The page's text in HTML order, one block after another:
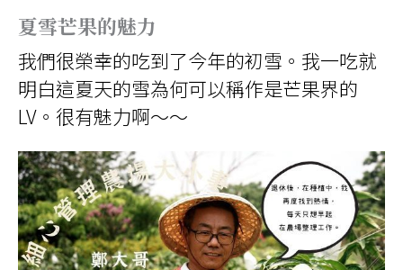
夏雪芒果的魅力
我們很榮幸的吃到了今年的初雪。我一吃就
明白這夏天的雪為何可以稱作是芒果界的
LV。很有魅力啊～～